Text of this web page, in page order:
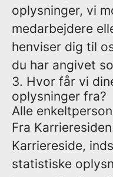
oplysninger, vi
medarbejdere
henviser dig til
du har angivet
3. Hvor får vi
oplysninger fra?
Alle
Fra
Karriereside,
statistiske